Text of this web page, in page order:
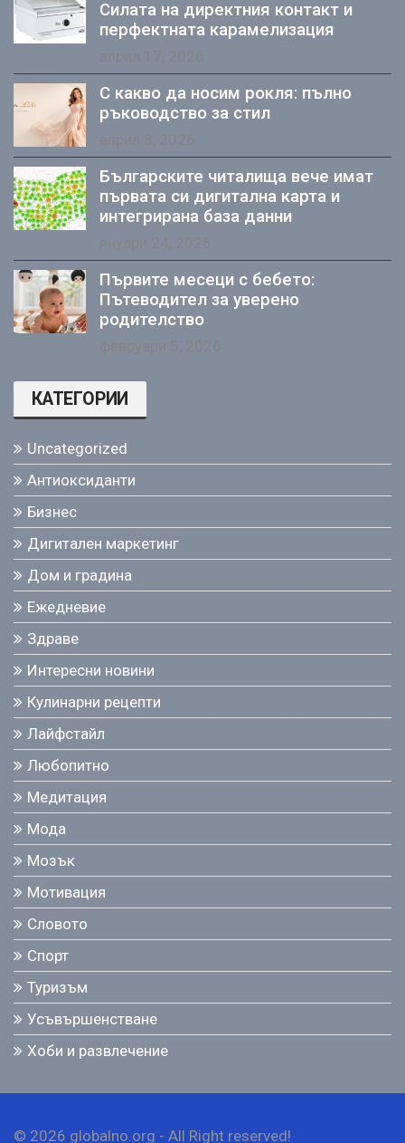
Силата на директния контакт и
перфектната карамелизация
април 17, 2026
С какво да носим рокля: пълно
ръководство за стил
април 8, 2026
Българските читалища вече имат
първата си дигитална карта и
интегрирана база данни
януари 24, 2026
Първите месеци с бебето:
Пътеводител за уверено
родителство
февруари 5, 2026
КАТЕГОРИИ
Uncategorized
Антиоксиданти
Бизнес
Дигитален маркетинг
Дом и градина
Ежедневие
Здраве
Интересни новини
Кулинарни рецепти
Лайфстайл
Любопитно
Медитация
Мода
Мозък
Мотивация
Словото
Спорт
Туризъм
Усъвършенстване
Хоби и развлечение
© 2026 globalno.org - All Right reserved!